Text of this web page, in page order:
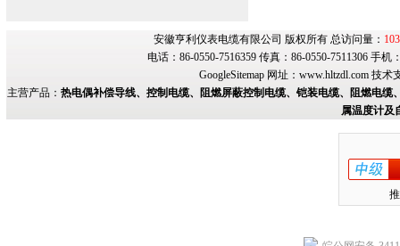
安徽亨利仪表电缆有限公司 版权所有 总访问量：
电话：86-0550-7516359 传真：86-0550-7511306 手
GoogleSitemap网址： www.hltzdl.com技术
主营产品： 热电偶补偿导线、控制电缆、阻燃屏蔽控制电缆、铠装电缆、阻燃电
属温度计及